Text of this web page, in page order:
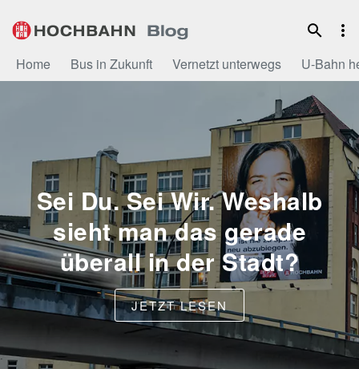
Inhalt
Home Bus in Zukunft Vernetzt unterwegs U-Bahn
Sei Du. Sei Wir. Weshalb
sieht man das gerade
überall in der Stadt?
JETZT LESEN